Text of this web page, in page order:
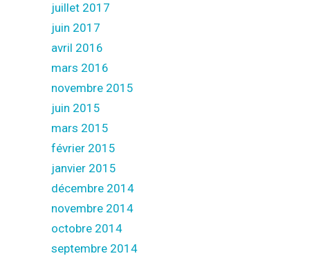
juillet 2017
juin 2017
avril 2016
mars 2016
novembre 2015
juin 2015
mars 2015
février 2015
janvier 2015
décembre 2014
novembre 2014
octobre 2014
septembre 2014